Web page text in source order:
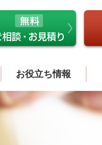
お役立ち情報